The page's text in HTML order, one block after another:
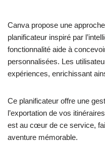
Canva propose une
planificateur inspiré par
fonctionnalité aide à
personnalisées. Les
expériences, enrichissant
Ce planificateur offre une
l’exportation de vos
est au cœur de ce service,
aventure mémorable.